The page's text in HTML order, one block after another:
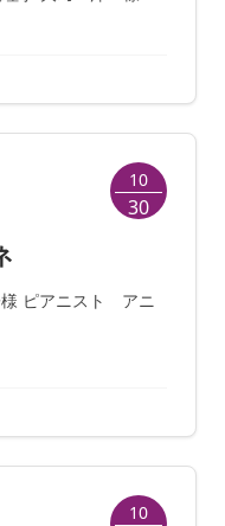
10
30
ピアニスト アニ
10